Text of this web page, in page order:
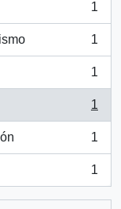
1
1
1
1
1
1